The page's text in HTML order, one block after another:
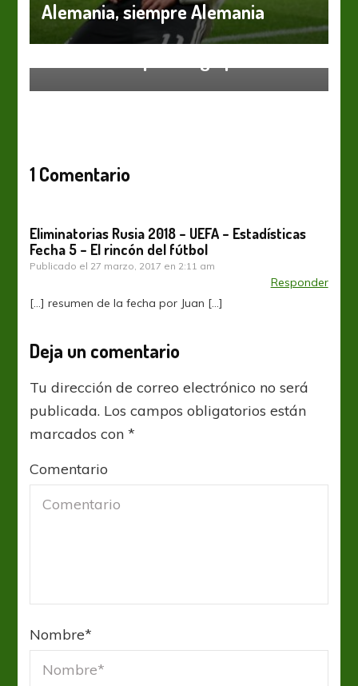
Alemania, siempre Alemania
Eliminatorias
1 Comentario
Eliminatorias Rusia 2018 – UEFA – Estadísticas
Fecha 5 – El rincón del fútbol
Publicado el 27 marzo, 2017 en 2:11 am
Responder
[…] resumen de la fecha por Juan […]
Deja un comentario
Tu dirección de correo electrónico no será
publicada. Los campos obligatorios están
marcados con*
Comentario
Nombre*